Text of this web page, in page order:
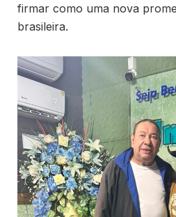
firmar como uma nova
brasileira.